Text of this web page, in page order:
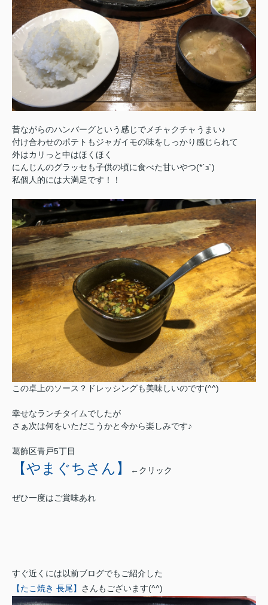
昔ながらのハンバーグという感じでメチャクチャうまい♪
付け合わせのポテトもジャガイモの味をしっかり感じられて
外はカリっと中はほくほく
にんじんのグラッセも子供の頃に食べた甘いやつ(*´з`)
私個人的には大満足です！！
この卓上のソース？ドレッシングも美味しいのです(^^)
幸せなランチタイムでしたが
さぁ次は何をいただこうかと今から楽しみです♪
葛飾区青戸5丁目
【やまぐちさん】 ←クリック
ぜひ一度はご賞味あれ
すぐ近くには以前ブログでもご紹介した
【たこ焼き 長尾】 さんもございます(^^)